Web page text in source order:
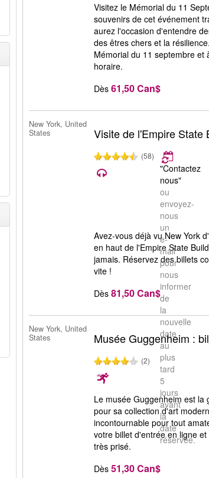
Visitez le Mémorial du 11
souvenirs de cet événement
aurez l'occasion d'entendre
des êtres chers et la
Mémorial du 11 septembre et
horaire.
Dès 61,50 Can$
New York, United
States
Visite de l'Empire State
(58)
"Contactez
nous"
ou
envoyez-
nous
un
e-
mail
pour
nous
informer
de
la
nouvelle
date
au
plus
tard
5
jours
avant
la
date
réservée.
Avez-vous déjà vu New York
en haut de l'Empire State
jamais. Réservez des billets
vite !
Dès 81,50 Can$
New York, United
States
Musée Guggenheim :
(2)
Le musée Guggenheim est la
pour sa collection d'art
incontournable pour tout
votre billet d'entrée en ligne
très prisé.
Dès 51,30 Can$